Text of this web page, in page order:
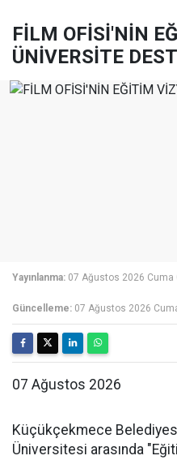
FİLM OFİSİ'NİN
ÜNİVERSİTE
Yayınlanma: 07 Ağustos 2026 Cuma
Güncelleme: 07 Ağustos 2026
07 Ağustos 2026
Küçükçekmece
Üniversitesi arasında